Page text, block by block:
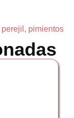
perejil , pimientos